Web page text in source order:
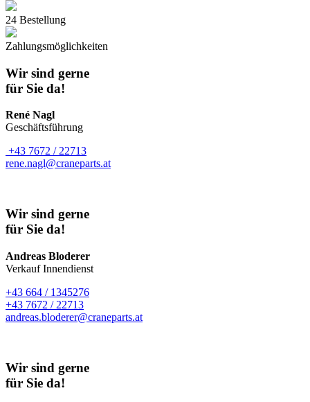
24 Bestellung
Zahlungsmöglichkeiten
Wir sind gerne
für Sie da!
René Nagl
Geschäftsführung
+43 7672 / 22713
rene.nagl@craneparts.at
Wir sind gerne
für Sie da!
Andreas Bloderer
Verkauf Innendienst
+43 664 / 1345276
+43 7672 / 22713
andreas.bloderer@craneparts.at
Wir sind gerne
für Sie da!